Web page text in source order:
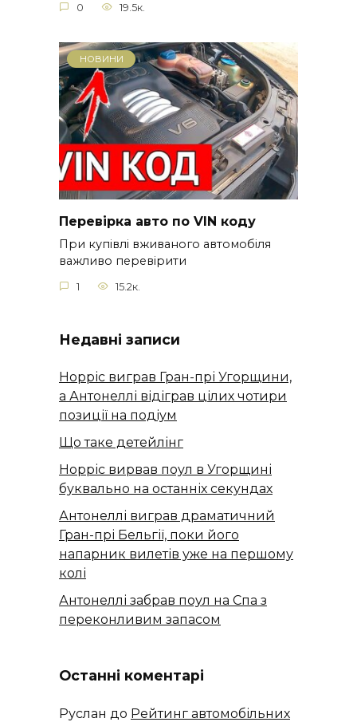
0 19.5к.
НОВИНИ
Перевірка авто по VIN коду
При купівлі вживаного автомобіля
важливо перевірити
1 15.2к.
Недавні записи
Норріс виграв Гран-прі Угорщини,
а Антонеллі відіграв цілих чотири
позиції на подіум
Що таке детейлінг
Норріс вирвав поул в Угорщині
буквально на останніх секундах
Антонеллі виграв драматичний
Гран-прі Бельгії, поки його
напарник вилетів уже на першому
колі
Антонеллі забрав поул на Спа з
переконливим запасом
Останні коментарі
Руслан до Рейтинг автомобільних